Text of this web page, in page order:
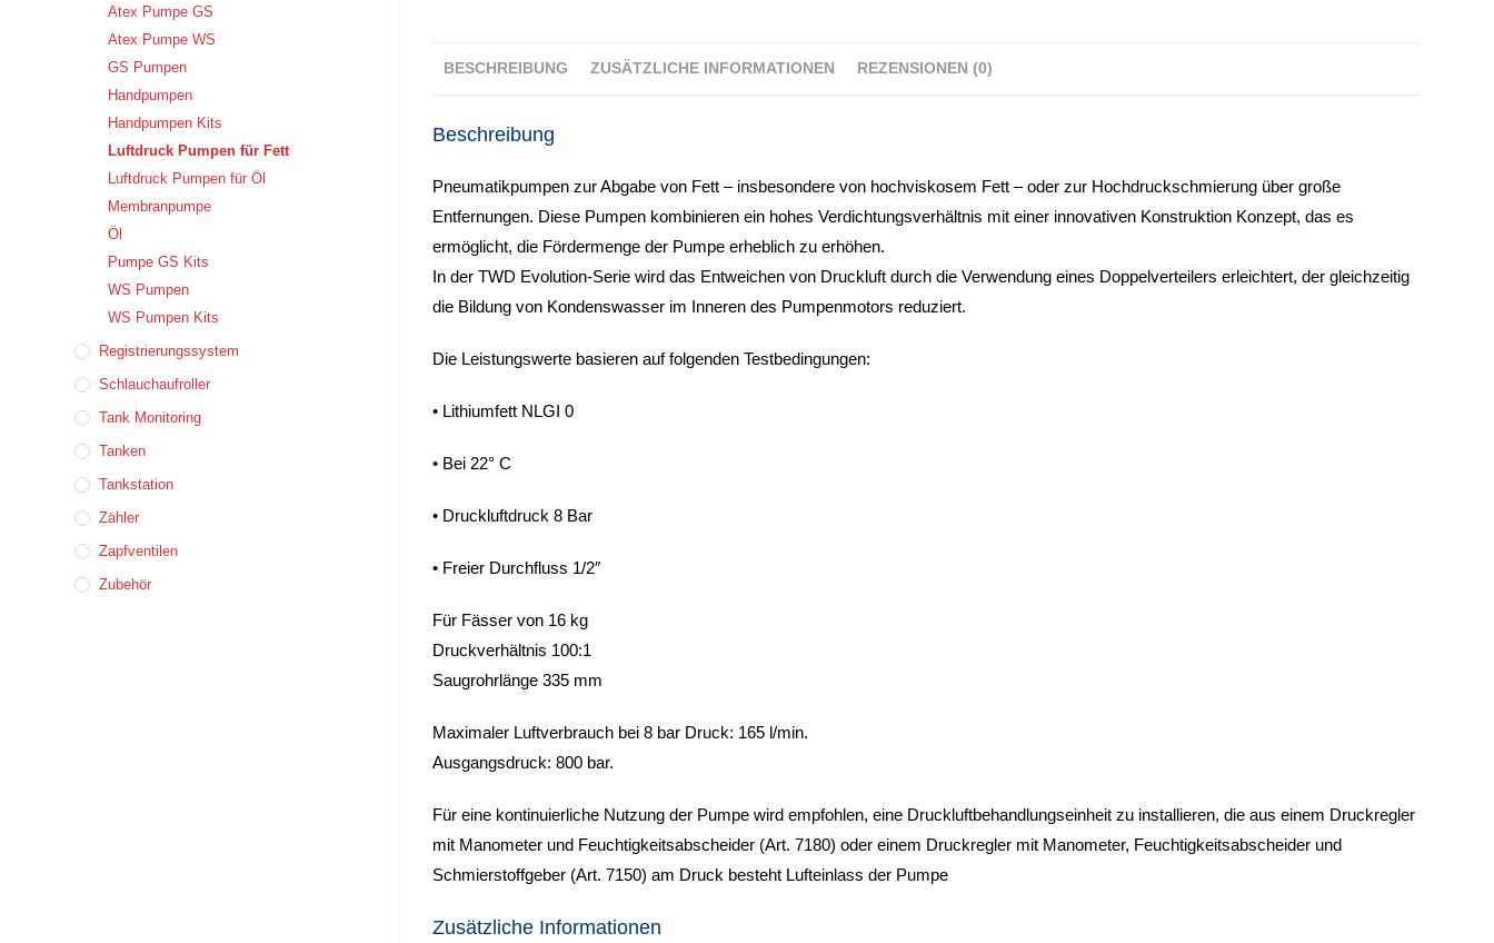
BESCHREIBUNG ZUSÄTZLICHE INFORMATIONEN REZENSIONEN (0)
Beschreibung
Pneumatikpumpen zur Abgabe von Fett – insbesondere von hochviskosem Fett – oder zur Hochdruckschmierung über große
Entfernungen. Diese Pumpen kombinieren ein hohes Verdichtungsverhältnis mit einer innovativen Konstruktion Konzept, das es
ermöglicht, die Fördermenge der Pumpe erheblich zu erhöhen.
In der TWD Evolution-Serie wird das Entweichen von Druckluft durch die Verwendung eines Doppelverteilers erleichtert, der gleichzeitig
die Bildung von Kondenswasser im Inneren des Pumpenmotors reduziert.
Die Leistungswerte basieren auf folgenden Testbedingungen:
• Lithiumfett NLGI 0
• Bei 22° C
• Druckluftdruck 8 Bar
• Freier Durchfluss 1/2″
Für Fässer von 16 kg
Druckverhältnis 100:1
Saugrohrlänge 335 mm
Maximaler Luftverbrauch bei 8 bar Druck: 165 l/min.
Ausgangsdruck: 800 bar.
Für eine kontinuierliche Nutzung der Pumpe wird empfohlen, eine Druckluftbehandlungseinheit zu installieren, die aus einem Druckregler
mit Manometer und Feuchtigkeitsabscheider (Art. 7180) oder einem Druckregler mit Manometer, Feuchtigkeitsabscheider und
Schmierstoffgeber (Art. 7150) am Druck besteht Lufteinlass der Pumpe
Zusätzliche Informationen
Atex Pumpe GS
Atex Pumpe WS
GS Pumpen
Handpumpen
Handpumpen Kits
Luftdruck Pumpen für Fett
Luftdruck Pumpen für Öl
Membranpumpe
Öl
Pumpe GS Kits
WS Pumpen
WS Pumpen Kits
Registrierungssystem
Schlauchaufroller
Tank Monitoring
Tanken
Tankstation
Zähler
Zapfventilen
Zubehör